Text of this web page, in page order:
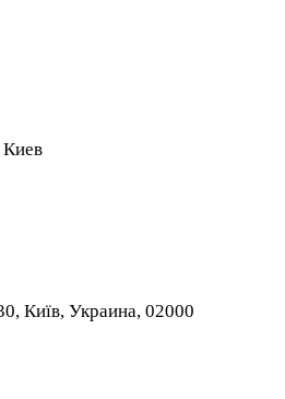
Киев
Київ, Украина, 02000